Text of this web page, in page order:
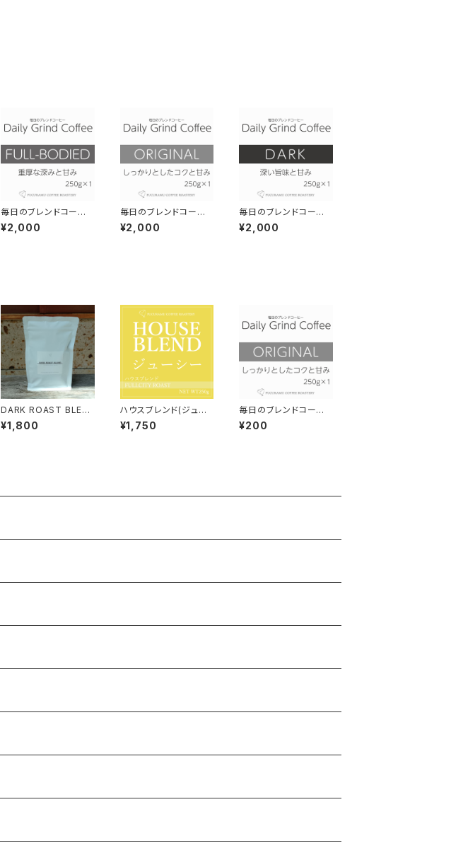
毎日のブレンドコーヒ
ー フルボディ Daily
Grind Coffee 300g
¥2,000
毎日のブレンドコーヒ
ー オリジナル Daily
Grind Coffee 300g
¥2,000
毎日のブレンドコーヒ
ー ダーク Daily Grin
d Coffee 300g×1個
¥2,000
DARK ROAST BLEN
D(ダークローストブレ
ンド) /150g
¥1,800
ハウスブレンド(ジュー
シー-濃厚な甘さ-）【フ
ルシティロースト】150g
¥1,750
毎日のブレンドコーヒ
ー オリジナル Daily
Grind Coffee 300g
¥200